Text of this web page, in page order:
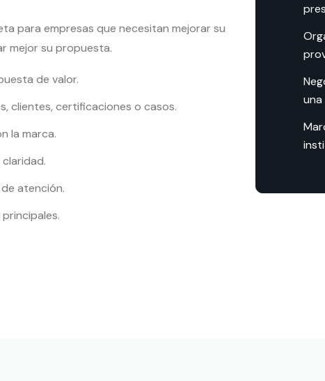
para empresas que necesitan mejorar su
mejor su propuesta.
de valor.
clientes, certificaciones o casos.
la marca.
atención.
una